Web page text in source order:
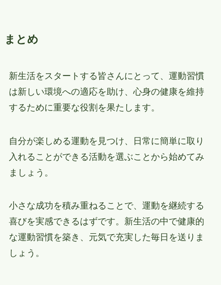
まとめ
新生活をスタートする皆さんにとって、運動習慣
は新しい環境への適応を助け、心身の健康を維持
するために重要な役割を果たします。
自分が楽しめる運動を見つけ、日常に簡単に取り
入れることができる活動を選ぶことから始めてみ
ましょう。
小さな成功を積み重ねることで、運動を継続する
喜びを実感できるはずです。新生活の中で健康的
な運動習慣を築き、元気で充実した毎日を送りま
しょう。